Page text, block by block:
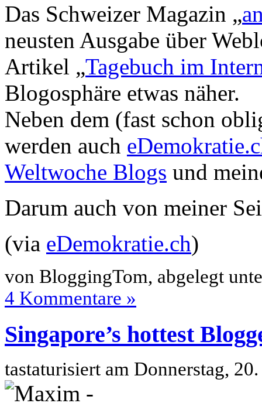
Das Schweizer Magazin „
neusten Ausgabe über
Artikel „Tagebuch im
Blogosphäre etwas näher.
Neben dem (fast schon
werden auch
Weltwoche Blogs und
Darum auch von meiner
(via eDemokratie.ch)
von BloggingTom, abgelegt
4 Kommentare »
Singapore’s hottest
tastaturisiert am Donnerstag,